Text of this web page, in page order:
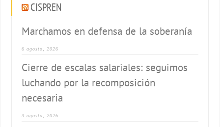
CISPREN
Marchamos en defensa de la soberanía
6 agosto, 2026
Cierre de escalas salariales: seguimos
luchando por la recomposición
necesaria
3 agosto, 2026